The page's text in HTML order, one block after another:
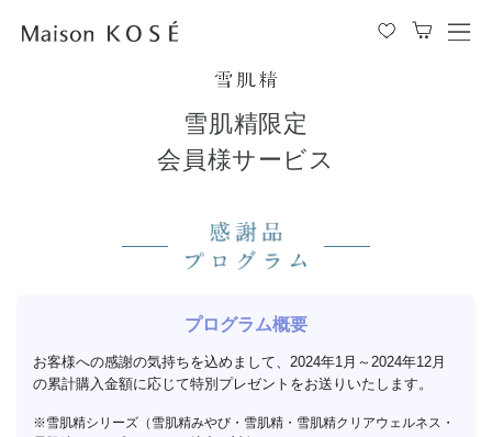
メ
雪肌精限定
会員様サービス
プログラム概要
お客様への感謝の気持ちを込めまして、 2024年1月～2024年12月
の累計購入金額に応じて特別プレゼントをお送りいたします。
雪肌精シリーズ（雪肌精みやび・雪肌精・雪肌精クリアウェルネス・